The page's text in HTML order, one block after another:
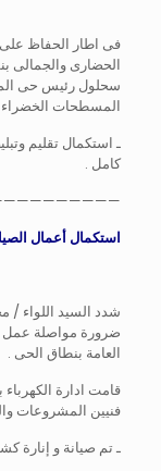
فى اطار الحفاظ
الحضارى والجمالى
سحلول رئيس حى
المسطحات الخضراء و
ـ استكمال تقليم
كامل .
استكمال أعمال
شدد السيد اللواء /
ضرورة مواصلة عمل
العامة بنطاق الحى .
قامت ادارة الكهرباء
فنيين المشروعات
ـ تم صيانة و إنارة